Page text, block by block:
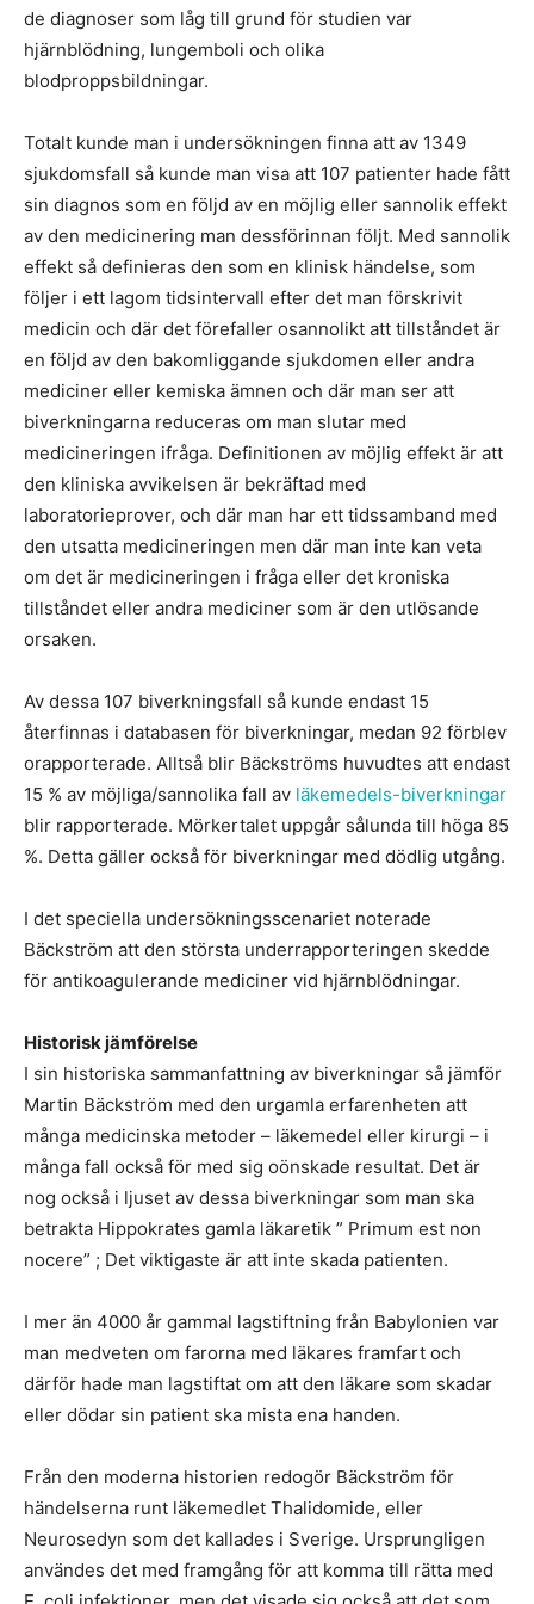
de diagnoser som låg till grund för studien var
hjärnblödning, lungemboli och olika
blodproppsbildningar.
Totalt kunde man i undersökningen finna att av 1349
sjukdomsfall så kunde man visa att 107 patienter hade fått
sin diagnos som en följd av en möjlig eller sannolik effekt
av den medicinering man dessförinnan följt. Med sannolik
effekt så definieras den som en klinisk händelse, som
följer i ett lagom tidsintervall efter det man förskrivit
medicin och där det förefaller osannolikt att tillståndet är
en följd av den bakomliggande sjukdomen eller andra
mediciner eller kemiska ämnen och där man ser att
biverkningarna reduceras om man slutar med
medicineringen ifråga. Definitionen av möjlig effekt är att
den kliniska avvikelsen är bekräftad med
laboratorieprover, och där man har ett tidssamband med
den utsatta medicineringen men där man inte kan veta
om det är medicineringen i fråga eller det kroniska
tillståndet eller andra mediciner som är den utlösande
orsaken.
Av dessa 107 biverkningsfall så kunde endast 15
återfinnas i databasen för biverkningar, medan 92 förblev
orapporterade. Alltså blir Bäckströms huvudtes att endast
15 % av möjliga/sannolika fall av läkemedels-biverkningar
blir rapporterade. Mörkertalet uppgår sålunda till höga 85
%. Detta gäller också för biverkningar med dödlig utgång.
I det speciella undersökningsscenariet noterade
Bäckström att den största underrapporteringen skedde
för antikoagulerande mediciner vid hjärnblödningar.
Historisk jämförelse
I sin historiska sammanfattning av biverkningar så jämför
Martin Bäckström med den urgamla erfarenheten att
många medicinska metoder – läkemedel eller kirurgi – i
många fall också för med sig oönskade resultat. Det är
nog också i ljuset av dessa biverkningar som man ska
betrakta Hippokrates gamla läkaretik ” Primum est non
nocere” ; Det viktigaste är att inte skada patienten.
I mer än 4000 år gammal lagstiftning från Babylonien var
man medveten om farorna med läkares framfart och
därför hade man lagstiftat om att den läkare som skadar
eller dödar sin patient ska mista ena handen.
Från den moderna historien redogör Bäckström för
händelserna runt läkemedlet Thalidomide, eller
Neurosedyn som det kallades i Sverige. Ursprungligen
användes det med framgång för att komma till rätta med